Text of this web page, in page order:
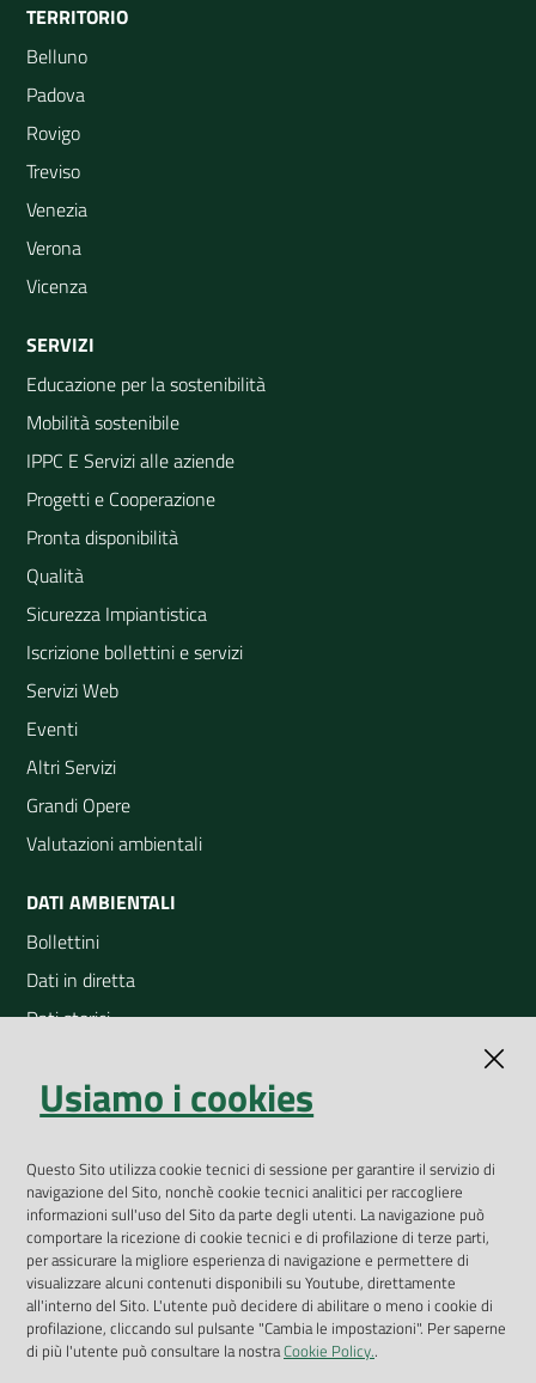
TERRITORIO
Belluno
Padova
Rovigo
Treviso
Venezia
Verona
Vicenza
SERVIZI
Educazione per la sostenibilità
Mobilità sostenibile
IPPC E Servizi alle aziende
Progetti e Cooperazione
Pronta disponibilità
Qualità
Sicurezza Impiantistica
Iscrizione bollettini e servizi
Servizi Web
Eventi
Altri Servizi
Grandi Opere
Valutazioni ambientali
DATI AMBIENTALI
Bollettini
Dati in diretta
Dati storici
Open Data
App Arpav
Rapporti regionali annuali
Le Infografiche
Dispenser dati
Vai alla pagina
Usiamo i cookies
Questo Sito utilizza cookie tecnici di sessione per garantire il servizio di
navigazione del Sito, nonchè cookie tecnici analitici per raccogliere
informazioni sull'uso del Sito da parte degli utenti. La navigazione può
comportare la ricezione di cookie tecnici e di profilazione di terze parti,
per assicurare la migliore esperienza di navigazione e permettere di
visualizzare alcuni contenuti disponibili su Youtube, direttamente
all'interno del Sito. L'utente può decidere di abilitare o meno i cookie di
profilazione, cliccando sul pulsante "Cambia le impostazioni". Per saperne
di più l'utente può consultare la nostraCookie Policy..